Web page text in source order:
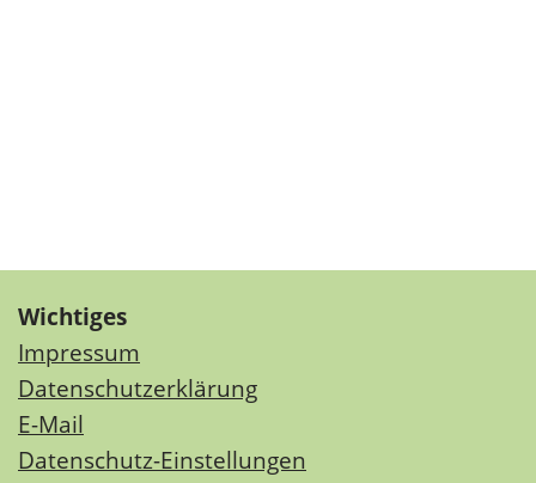
Wichtiges
Impressum
Datenschutzerklärung
E-Mail
Datenschutz-Einstellungen